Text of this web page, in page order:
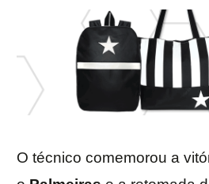
O técnico comemorou a